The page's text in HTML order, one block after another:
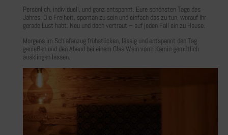
Persönlich, individuell, und ganz entspannt. Eure schönsten Tage des
Jahres. Die Freiheit, spontan zu sein und einfach das zu tun, worauf Ihr
gerade Lust habt. Neu und doch vertraut – auf jeden Fall ein zu Hause.
Morgens im Schlafanzug frühstücken, lässig und entspannt den Tag
genießen und den Abend bei einem Glas Wein vorm Kamin gemütlich
ausklingen lassen.